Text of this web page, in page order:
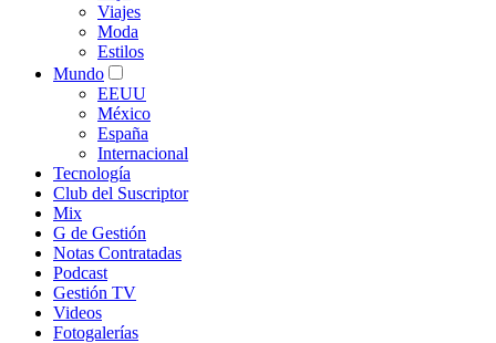
Viajes
Moda
Estilos
Mundo
EEUU
México
España
Internacional
Tecnología
Club del Suscriptor
Mix
G de Gestión
Notas Contratadas
Podcast
Gestión TV
Videos
Fotogalerías